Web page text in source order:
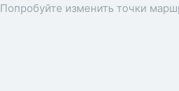
Попробуйте изменить точки